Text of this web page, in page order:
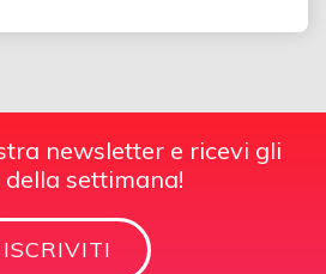
newsletter e ricevi gli
della settimana!
ISCRIVITI